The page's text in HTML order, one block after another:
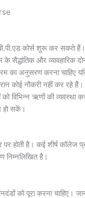
बी.पी.एड कोर्स शुरू कर सकते
सैद्धांतिक और व्यावहारिक
का अनुसरण करना चाहिए
कोई नौकरी नहीं कर रहे हैं।
विभिन्न ऋणों की व्यवस्था
हो सकें।
होती है। कई शीर्ष कॉलेज
निम्नलिखित है।
को पूरा करना चाहिए।